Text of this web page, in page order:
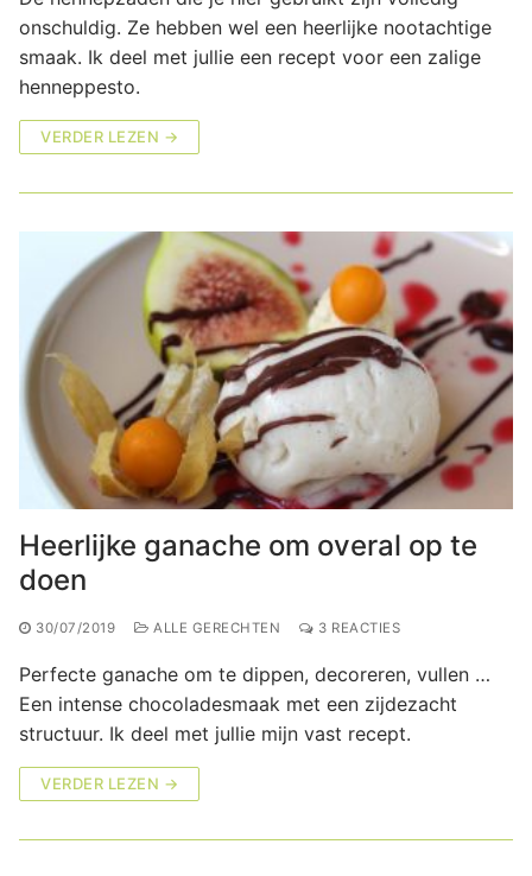
onschuldig. Ze hebben wel een heerlijke nootachtige
smaak. Ik deel met jullie een recept voor een zalige
henneppesto.
VERDER LEZEN →
Heerlijke ganache om overal op te
doen
30/07/2019 ALLE GERECHTEN 3 REACTIES
Perfecte ganache om te dippen, decoreren, vullen …
Een intense chocoladesmaak met een zijdezacht
structuur. Ik deel met jullie mijn vast recept.
VERDER LEZEN →